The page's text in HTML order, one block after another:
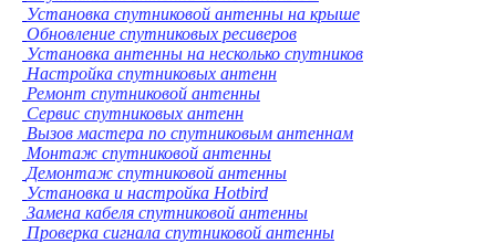
Установка спутниковой антенны на крыше
Обновление спутниковых ресиверов
Установка антенны на несколько спутников
Настройка спутниковых антенн
Ремонт спутниковой антенны
Сервис спутниковых антенн
Вызов мастера по спутниковым антеннам
Монтаж спутниковой антенны
Демонтаж спутниковой антенны
Установка и настройка Hotbird
Замена кабеля спутниковой антенны
Проверка сигнала спутниковой антенны